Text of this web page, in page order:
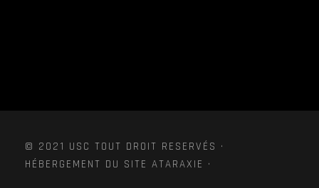
© 2021 USC TOUT DROIT RESERVÉS ·
HÉBERGEMENT DU SITE ATARAXIE ·